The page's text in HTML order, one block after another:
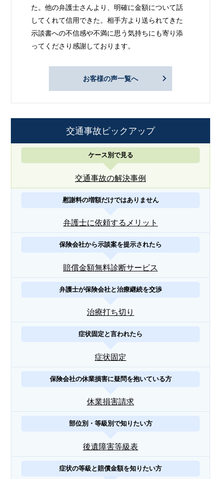
た。他の弁護士さんより、明確に金額について話
してくれて信用できた。相手方より送られてきた
示談書への不信感や不満に思う気持ちにも寄り添
ってくださり感謝しております。
お客様の声一覧へ
交通事故ピックアップ
ケース別で見る
交通事故の解決事例
慰謝料の増額だけではありません
弁護士に依頼するメリット
保険会社から示談案を提示されたら
賠償金額無料診断サービス
弁護士が保険会社と治療継続を交渉
治療打ち切り
症状固定と言われたら
症状固定
保険会社の休業損害に疑問を抱いている方
休業損害請求
部位別・等級別で知りたい方
後遺障害等級表
症状の等級と賠償金額を知りたい方